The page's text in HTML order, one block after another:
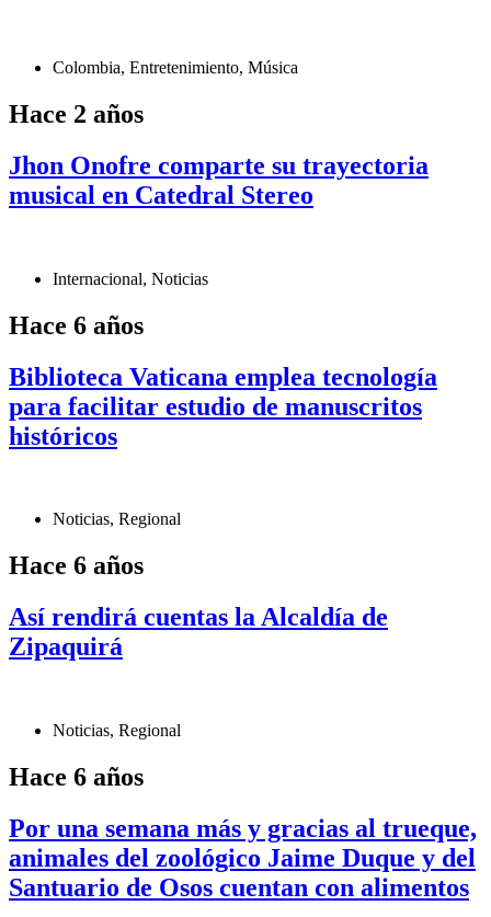
Colombia, Entretenimiento, Música
Hace 2 años
Jhon Onofre comparte su trayectoria
musical en Catedral Stereo
Internacional, Noticias
Hace 6 años
Biblioteca Vaticana emplea tecnología
para facilitar estudio de manuscritos
históricos
Noticias, Regional
Hace 6 años
Así rendirá cuentas la Alcaldía de
Zipaquirá
Noticias, Regional
Hace 6 años
Por una semana más y gracias al trueque,
animales del zoológico Jaime Duque y del
Santuario de Osos cuentan con alimentos